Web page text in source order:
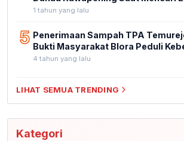
1 tahun yang lalu
5 Penerimaan Sampah TPA
Bukti Masyarakat Blora Peduli
4 tahun yang lalu
LIHAT SEMUA TRENDING
Kategori